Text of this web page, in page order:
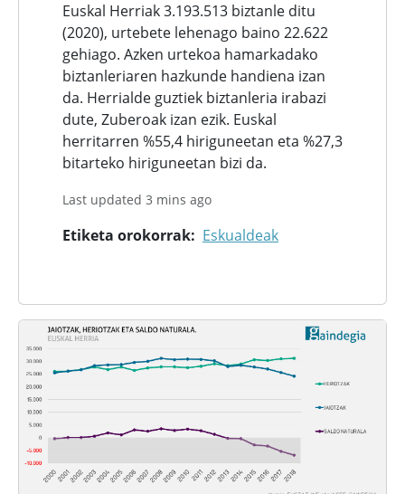
Euskal Herriak 3.193.513 biztanle ditu
(2020), urtebete lehenago baino 22.622
gehiago. Azken urtekoa hamarkadako
biztanleriaren hazkunde handiena izan
da. Herrialde guztiek biztanleria irabazi
dute, Zuberoak izan ezik. Euskal
herritarren %55,4 hiriguneetan eta %27,3
bitarteko hiriguneetan bizi da.
Last updated 3 mins ago
Etiketa orokorrak Eskualdeak